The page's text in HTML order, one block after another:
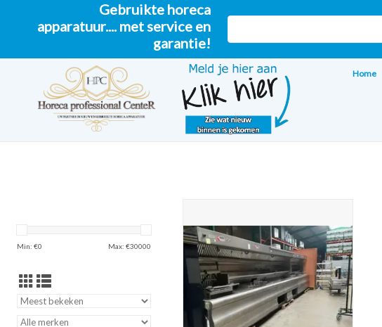
Gebruikte horeca
apparatuur.... met service en
garantie!
Home
Min: €0 Max: €30000 TOEVOEGEN AAN WINKELWAGEN